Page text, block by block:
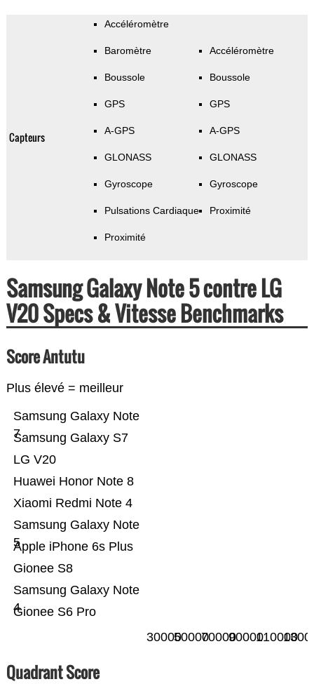
Capteurs
Accéléromètre
Baromètre
Boussole
GPS
A-GPS
GLONASS
Gyroscope
Pulsations Cardiaque
Proximité
Accéléromètre
Boussole
GPS
A-GPS
GLONASS
Gyroscope
Proximité
Samsung Galaxy Note 5 contre LG
V20 Specs & Vitesse Benchmarks
Score Antutu
Plus élevé = meilleur
Gionee S6 Pro
Samsung Galaxy Note
4
Gionee S8
Apple iPhone 6s Plus
Samsung Galaxy Note
5
Xiaomi Redmi Note 4
Huawei Honor Note 8
LG V20
Samsung Galaxy S7
Samsung Galaxy Note
7
30000500007000090000110000
Quadrant Score